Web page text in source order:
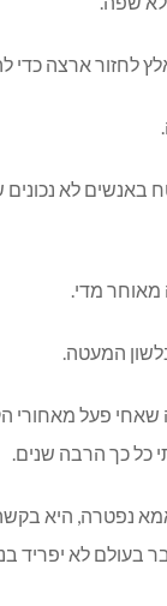
לחזור ארצה כדי
באנשים לא נכונים
מאוחר מדי.
המעטה.
שאחי פעל מאחורי
כל כך הרבה שנים.
נפטרה, היא בקשה
לא יפריד